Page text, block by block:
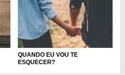
QUANDO EU VOU TE
ESQUECER?